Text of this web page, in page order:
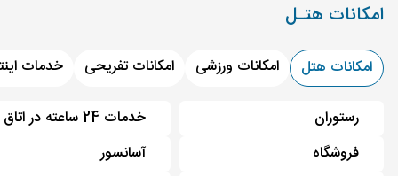
امکانات هتـل
امکانات هتل امکانات ورزشی امکانات تفریحی خدمات
رستوران
فروشگاه
خدمات 24 ساعته در اتاق
آسانسور